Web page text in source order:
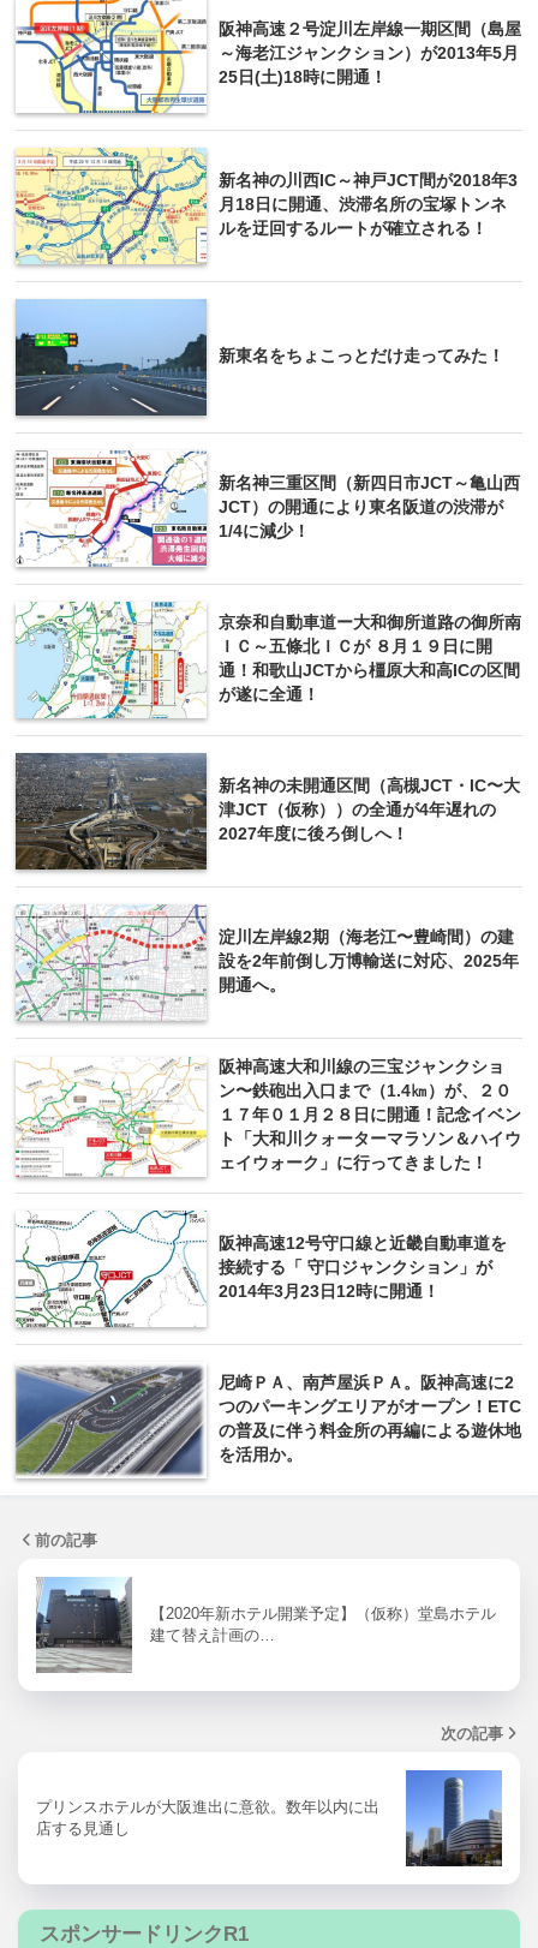
阪神高速２号淀川左岸線一期区間（島屋
～海老江ジャンクション）が2013年5月
25日(土)18時に開通！
新名神の川西IC～神戸JCT間が2018年3
月18日に開通、渋滞名所の宝塚トンネ
ルを迂回するルートが確立される！
新東名をちょこっとだけ走ってみた！
新名神三重区間（新四日市JCT～亀山西
JCT）の開通により東名阪道の渋滞が
1/4に減少！
京奈和自動車道ー大和御所道路の御所南
ＩＣ～五條北ＩＣが ８月１９日に開
通！和歌山JCTから橿原大和高ICの区間
が遂に全通！
新名神の未開通区間（高槻JCT・IC〜大
津JCT（仮称））の全通が4年遅れの
2027年度に後ろ倒しへ！
淀川左岸線2期（海老江〜豊崎間）の建
設を2年前倒し万博輸送に対応、2025年
開通へ。
阪神高速大和川線の三宝ジャンクショ
ン〜鉄砲出入口まで（1.4㎞）が、２０
１７年０１月２８日に開通！記念イベン
ト「大和川クォーターマラソン＆ハイウ
ェイウォーク」に行ってきました！
阪神高速12号守口線と近畿自動車道を
接続する「 守口ジャンクション」が
2014年3月23日12時に開通！
尼崎ＰＡ、南芦屋浜ＰＡ。阪神高速に2
つのパーキングエリアがオープン！ETC
の普及に伴う料金所の再編による遊休地
を活用か。
前の記事
【2020年新ホテル開業予定】（仮称）堂島ホテル
建て替え計画の…
次の記事
プリンスホテルが大阪進出に意欲。数年以内に出
店する見通し
スポンサードリンクR1